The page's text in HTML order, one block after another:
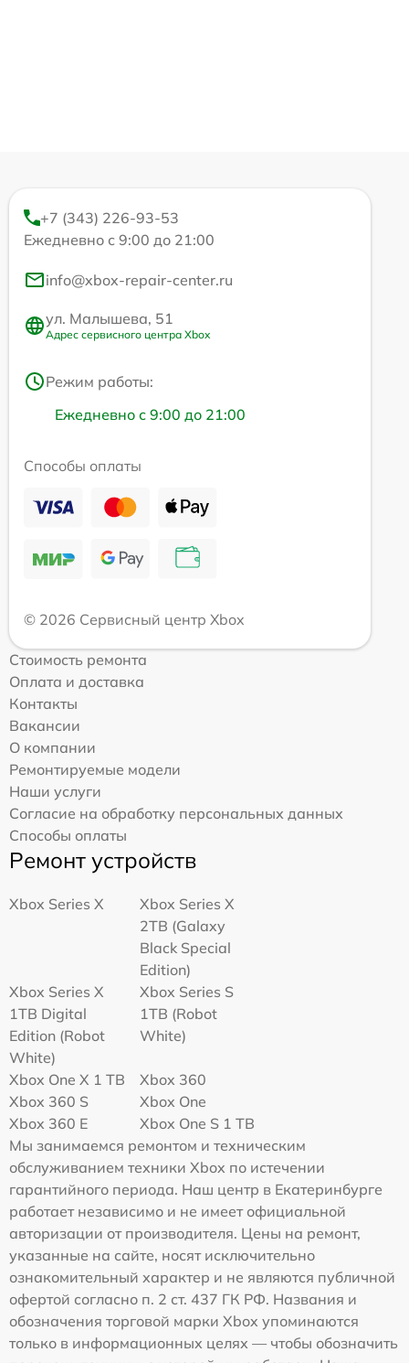
+7 (343) 226-93-53
Ежедневно с 9:00 до 21:00
info@xbox-repair-center.ru
ул. Малышева, 51
Адрес сервисного центра Xbox
Режим работы:
Ежедневно с 9:00 до 21:00
Способы оплаты
© 2026 Сервисный центр Xbox
Стоимость ремонта
Оплата и доставка
Контакты
Вакансии
О компании
Ремонтируемые модели
Наши услуги
Согласие на обработку персональных данных
Способы оплаты
Ремонт устройств
Xbox Series X
Xbox Series X
2TB (Galaxy
Black Special
Edition)
Xbox Series X
1TB Digital
Edition (Robot
White)
Xbox Series S
1TB (Robot
White)
Xbox One X 1 TB
Xbox 360
Xbox 360 S
Xbox One
Xbox 360 E
Xbox One S 1 TB
Мы занимаемся ремонтом и техническим
обслуживанием техники Xbox по истечении
гарантийного периода. Наш центр в Екатеринбурге
работает независимо и не имеет официальной
авторизации от производителя. Цены на ремонт,
указанные на сайте, носят исключительно
ознакомительный характер и не являются публичной
офертой согласно п. 2 ст. 437 ГК РФ. Названия и
обозначения торговой марки Xbox упоминаются
только в информационных целях — чтобы обозначить